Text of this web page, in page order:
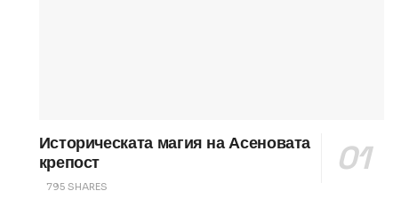
Историческата магия на Асеновата
крепост
795 SHARES